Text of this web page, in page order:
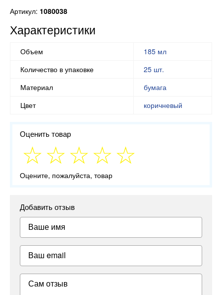
Артикул: 1080038
Характеристики
Объем
185 мл
Количество в упаковке
25 шт.
Материал
бумага
Цвет
коричневый
Оценить товар
Оцените, пожалуйста, товар
Добавить отзыв
Ваше имя
Ваш email
Сам отзыв